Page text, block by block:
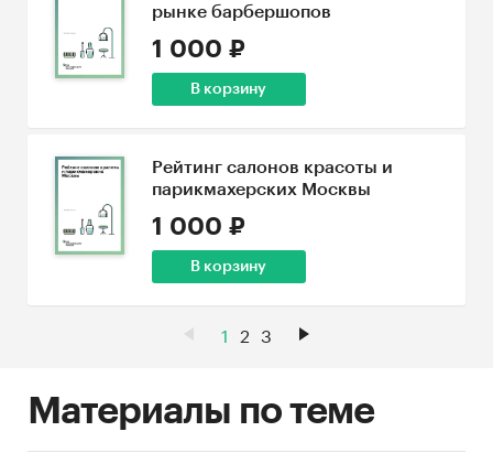
рынке барбершопов
1 000 ₽
В корзину
Рейтинг салонов красоты и
парикмахерских Москвы
1 000 ₽
В корзину
1 2 3
Материалы по теме